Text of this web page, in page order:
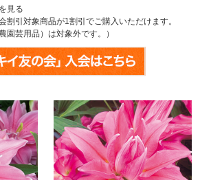
見る
割引対象商品が1割引でご購入いただけます。
園芸用品）は対象外です。）